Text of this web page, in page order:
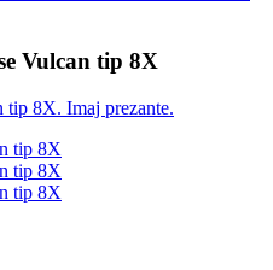
Vulcan tip 8X